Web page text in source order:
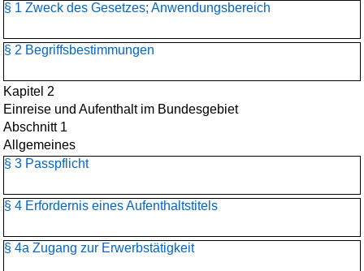
§ 1 Zweck des Gesetzes; Anwendungsbereich
§ 2 Begriffsbestimmungen
Kapitel 2
Einreise und Aufenthalt im Bundesgebiet
Abschnitt 1
Allgemeines
§ 3 Passpflicht
§ 4 Erfordernis eines Aufenthaltstitels
§ 4a Zugang zur Erwerbstätigkeit